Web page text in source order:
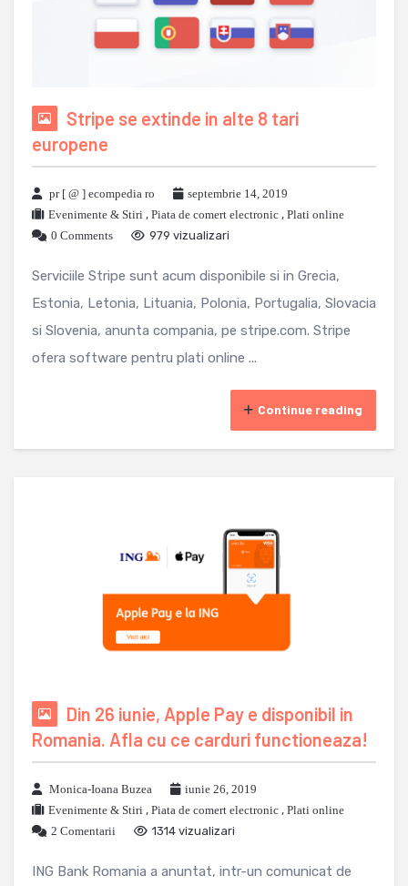
Stripe se extinde in alte 8 tari
europene
pr [ @ ] ecompedia ro
septembrie 14, 2019
Evenimente & Stiri , Piata de comert electronic , Plati online
0 Comments
979 vizualizari
Serviciile Stripe sunt acum disponibile si in Grecia,
Estonia, Letonia, Lituania, Polonia, Portugalia, Slovacia
si Slovenia, anunta compania, pe stripe.com. Stripe
ofera software pentru plati online ...
Continue reading
Din 26 iunie, Apple Pay e disponibil in
Romania. Afla cu ce carduri functioneaza!
Monica-Ioana Buzea
iunie 26, 2019
Evenimente & Stiri , Piata de comert electronic , Plati online
2 Comentarii
1314 vizualizari
ING Bank Romania a anuntat, intr-un comunicat de